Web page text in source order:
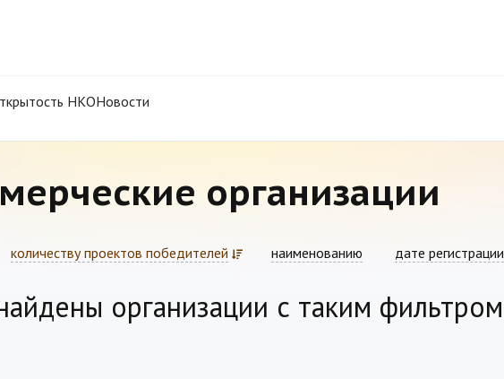
НКОНовости
организации
количеству проектов победителей наименованию дате регистрации
организации с таким фильтром